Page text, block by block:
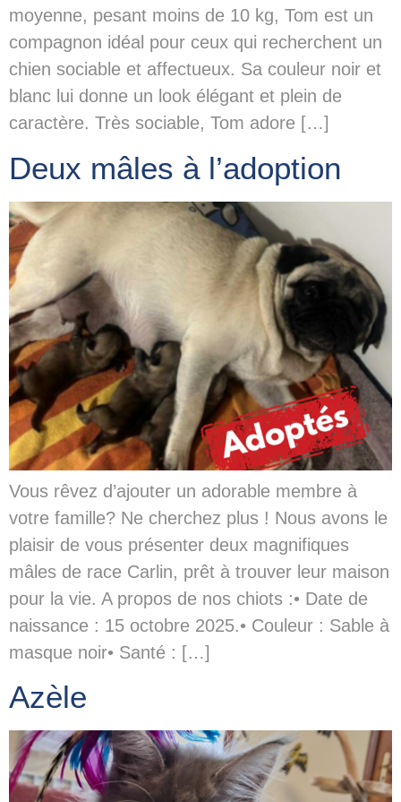
moyenne, pesant moins de 10 kg, Tom est un
compagnon idéal pour ceux qui recherchent un
chien sociable et affectueux. Sa couleur noir et
blanc lui donne un look élégant et plein de
caractère. Très sociable, Tom adore […]
Deux mâles à l’adoption
Vous rêvez d’ajouter un adorable membre à
votre famille? Ne cherchez plus ! Nous avons le
plaisir de vous présenter deux magnifiques
mâles de race Carlin, prêt à trouver leur maison
pour la vie. A propos de nos chiots :• Date de
naissance : 15 octobre 2025.• Couleur : Sable à
masque noir• Santé : […]
Azèle